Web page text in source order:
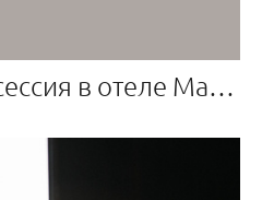
Свадебная фотосессия в отеле Marriott Imperial Plaza Москва